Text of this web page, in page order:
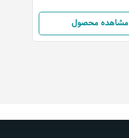
مشاهده محصول